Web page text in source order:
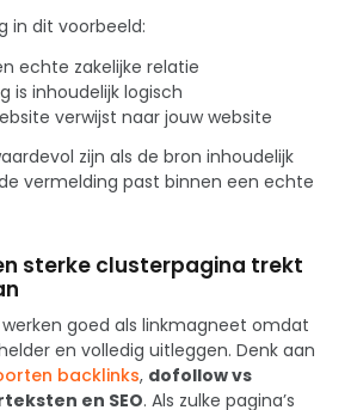
in dit voorbeeld:
echte zakelijke relatie
is inhoudelijk logisch
verwijst naar jouw website
zijn als de bron inhoudelijk
vermelding past binnen een echte
sterke clusterpagina trekt
werken goed als linkmagneet omdat
en volledig uitleggen. Denk aan
backlinks, dofollow vs
en SEO. Als zulke pagina’s